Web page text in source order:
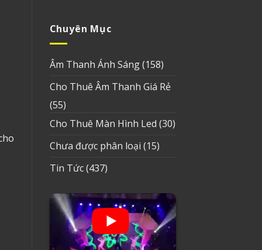
Chuyên Mục
Âm Thanh Ánh Sáng(158)
Cho Thuê Âm Thanh Giá Rẻ
(55)
Cho Thuê Màn Hình Led (30)
Chưa được phân loại (15)
Tin Tức(437)